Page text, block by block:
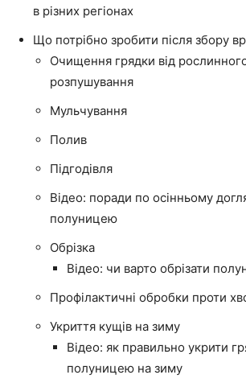
в різних регіонах
Що потрібно зробити після збору
Очищення грядки від рослинного
розпушування
Мульчування
Полив
Підгодівля
Відео: поради по осінньому
полуницею
Обрізка
Відео: чи варто обрізати
Профілактичні обробки проти
Укриття кущів на зиму
Відео: як правильно укрити
полуницею на зиму